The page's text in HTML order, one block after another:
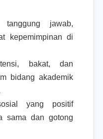
tanggung jawab,
kepemimpinan di
bakat, dan
bidang akademik
yang positif
sama dan gotong